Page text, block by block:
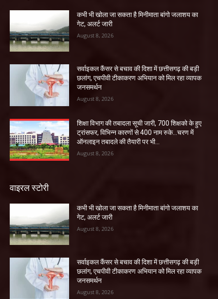
कभी भी खोला जा सकता है मिनीमाता बांगो जलाशय का
गेट, अलर्ट जारी
August 8, 2026
सर्वाइकल कैंसर से बचाव की दिशा में छत्तीसगढ़ की बड़ी
छलांग, एचपीवी टीकाकरण अभियान को मिल रहा व्यापक
जनसमर्थन
August 8, 2026
शिक्षा विभाग की तबादला सूची जारी, 700 शिक्षको के हुए
ट्रांसफर, विभिन्न कारणों से 400 नाम रुके…चरण में
ऑनलाइन तबादले की तैयारी पर भी...
August 8, 2026
वाइरल स्टोरी
कभी भी खोला जा सकता है मिनीमाता बांगो जलाशय का
गेट, अलर्ट जारी
August 8, 2026
सर्वाइकल कैंसर से बचाव की दिशा में छत्तीसगढ़ की बड़ी
छलांग, एचपीवी टीकाकरण अभियान को मिल रहा व्यापक
जनसमर्थन
August 8, 2026